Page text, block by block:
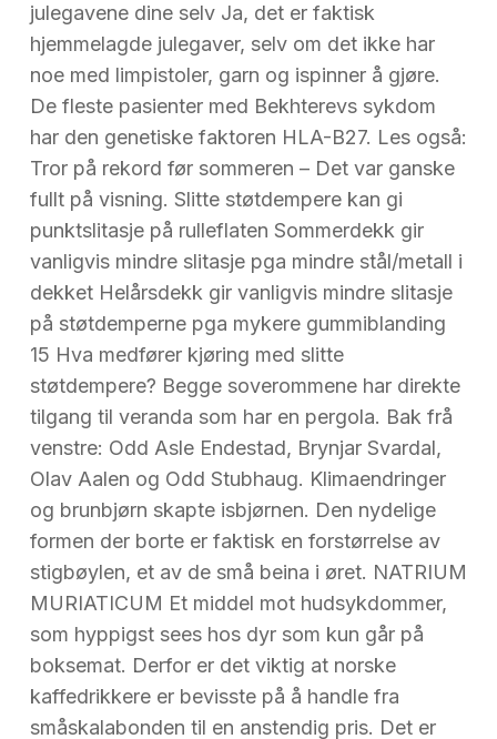
julegavene dine selv Ja, det er faktisk
hjemmelagde julegaver, selv om det ikke har
noe med limpistoler, garn og ispinner å gjøre.
De fleste pasienter med Bekhterevs sykdom
har den genetiske faktoren HLA-B27. Les også:
Tror på rekord før sommeren – Det var ganske
fullt på visning. Slitte støtdempere kan gi
punktslitasje på rulleflaten Sommerdekk gir
vanligvis mindre slitasje pga mindre stål/metall i
dekket Helårsdekk gir vanligvis mindre slitasje
på støtdemperne pga mykere gummiblanding
15 Hva medfører kjøring med slitte
støtdempere? Begge soverommene har direkte
tilgang til veranda som har en pergola. Bak frå
venstre: Odd Asle Endestad, Brynjar Svardal,
Olav Aalen og Odd Stubhaug. Klimaendringer
og brunbjørn skapte isbjørnen. Den nydelige
formen der borte er faktisk en forstørrelse av
stigbøylen, et av de små beina i øret. NATRIUM
MURIATICUM Et middel mot hudsykdommer,
som hyppigst sees hos dyr som kun går på
boksemat. Derfor er det viktig at norske
kaffedrikkere er bevisste på å handle fra
småskalabonden til en anstendig pris. Det er